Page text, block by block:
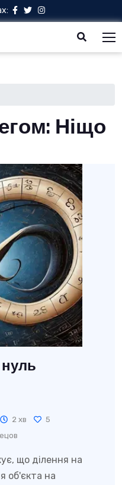
Ніщо
2 хв
5
що ділення на
об'єкта на